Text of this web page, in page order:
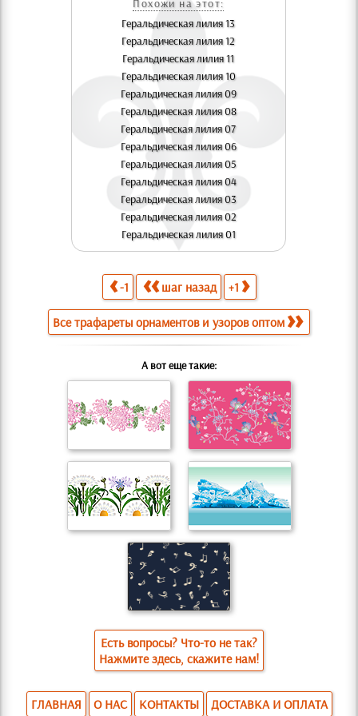
Похожи на этот:
Геральдическая лилия 13
Геральдическая лилия 12
Геральдическая лилия 11
Геральдическая лилия 10
Геральдическая лилия 09
Геральдическая лилия 08
Геральдическая лилия 07
Геральдическая лилия 06
Геральдическая лилия 05
Геральдическая лилия 04
Геральдическая лилия 03
Геральдическая лилия 02
Геральдическая лилия 01
-1 шаг назад +1
Все трафареты орнаментов и узоров оптом
А вот еще такие:
Есть вопросы? Что-то не так?
Нажмите здесь, скажите нам!
ГЛАВНАЯ О НАС КОНТАКТЫ ДОСТАВКА И ОПЛАТА